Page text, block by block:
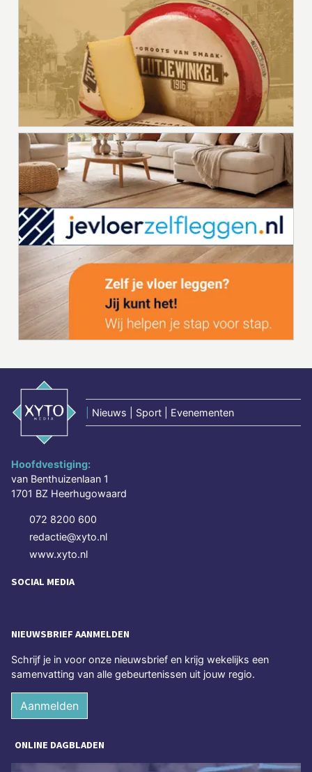
Nieuws | Sport | Evenementen
Hoofdvestiging:
van Benthuizenlaan 1
1701 BZ Heerhugowaard
072 8200 600
redactie@xyto.nl
www.xyto.nl
SOCIAL MEDIA
NIEUWSBRIEF AANMELDEN
Schrijf je in voor onze nieuwsbrief en krijg wekelijks een
samenvatting van alle gebeurtenissen uit jouw regio.
Aanmelden
ONLINE DAGBLADEN